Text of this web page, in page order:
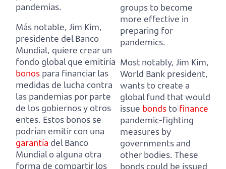
pandemias.
Más notable, Jim Kim,
presidente del Banco
Mundial, quiere crear un
fondo global que emitiría
bonos para financiar las
medidas de lucha contra
las pandemias por parte
de los gobiernos y otros
entes. Estos bonos se
podrían emitir con una
garantía del Banco
Mundial o alguna otra
forma de compartir los
groups to become
more effective in
preparing for
pandemics.
Most notably, Jim Kim,
World Bank president,
wants to create a
global fund that would
issue bonds to finance
pandemic-fighting
measures by
governments and
other bodies. These
bonds could be issued